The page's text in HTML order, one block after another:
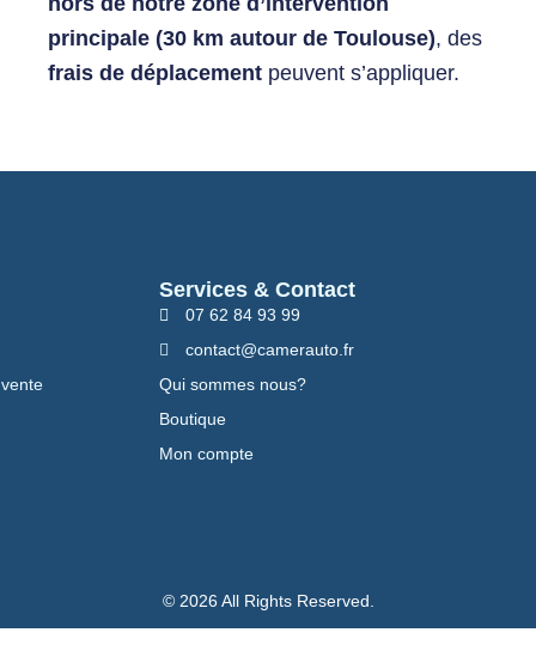
principale (30 km autour de Toulouse), des
frais de déplacement peuvent s’appliquer.
Services & Contact
07 62 84 93 99
contact@camerauto.fr
Qui sommes nous?
Boutique
Mon compte
© 2026 All Rights Reserved.